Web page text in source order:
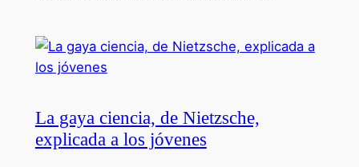
La gaya ciencia, de Nietzsche,
explicada a los jóvenes